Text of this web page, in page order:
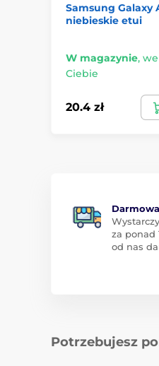
Samsung Galaxy
niebieskie etui
W magazynie, we
Ciebie
20.4 zł
za ponad
od nas
Potrzebujesz